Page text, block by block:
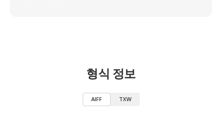
형식 정보
AIFF TXW